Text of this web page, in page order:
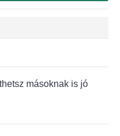
másoknak is jó